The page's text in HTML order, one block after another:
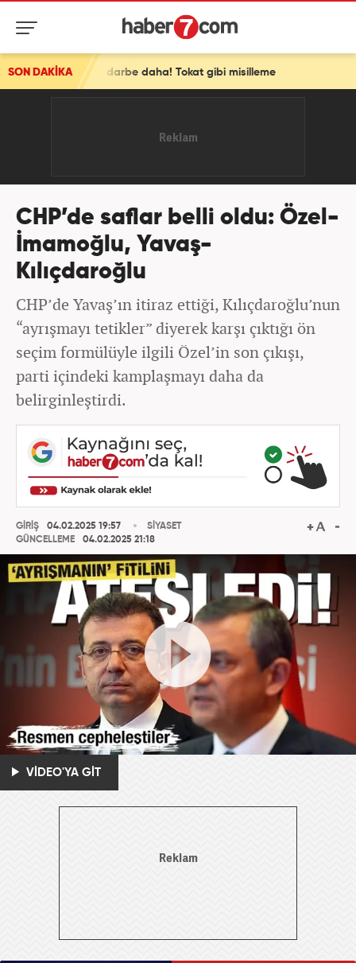
SON DAKİKA
daha! Tokat gibi misilleme
CHP’de saflar belli oldu: Özel-
İmamoğlu, Yavaş-
Kılıçdaroğlu
CHP’de Yavaş’ın itiraz ettiği, Kılıçdaroğlu’nun
“ayrışmayı tetikler” diyerek karşı çıktığı ön
seçim formülüyle ilgili Özel’in son çıkışı,
parti içindeki kamplaşmayı daha da
belirginleştirdi.
GİRİŞ
04.02.2025 19:57
GÜNCELLEME
04.02.2025 21:18
SİYASET
VİDEO'YA GİT